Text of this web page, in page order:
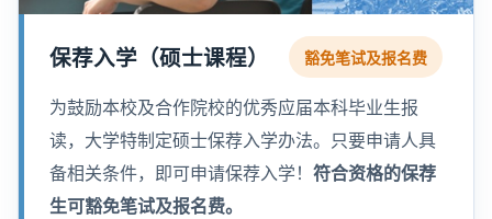
保荐入学（硕士课程） 豁免笔试及报名费
为鼓励本校及合作院校的优秀应届本科毕业生报
读，大学特制定硕士保荐入学办法。只要申请人具
备相关条件，即可申请保荐入学！ 符合资格的保荐
生可豁免笔试及报名费。